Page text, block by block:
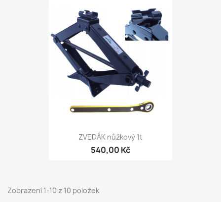
ZVEDÁK nůžkový 1t
540,00 Kč
Zobrazení 1-10 z 10 položek